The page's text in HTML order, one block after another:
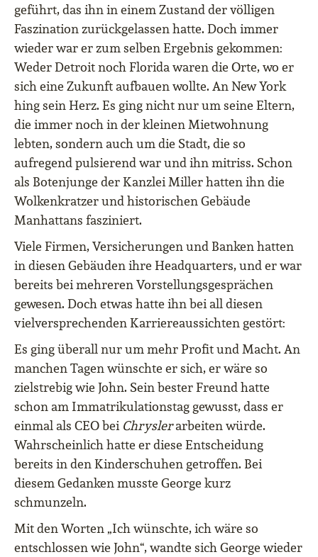
geführt, das ihn in einem Zustand der völligen
Faszination zurückgelassen hatte. Doch immer
wieder war er zum selben Ergebnis gekommen:
Weder Detroit noch Florida waren die Orte, wo er
sich eine Zukunft aufbauen wollte. An New York
hing sein Herz. Es ging nicht nur um seine Eltern,
die immer noch in der kleinen Mietwohnung
lebten, sondern auch um die Stadt, die so
aufregend pulsierend war und ihn mitriss. Schon
als Botenjunge der Kanzlei Miller hatten ihn die
Wolkenkratzer und historischen Gebäude
Manhattans fasziniert.
Viele Firmen, Versicherungen und Banken hatten
in diesen Gebäuden ihre Headquarters, und er war
bereits bei mehreren Vorstellungsgesprächen
gewesen. Doch etwas hatte ihn bei all diesen
vielversprechenden Karriereaussichten gestört:
Es ging überall nur um mehr Profit und Macht. An
manchen Tagen wünschte er sich, er wäre so
zielstrebig wie John. Sein bester Freund hatte
schon am Immatrikulationstag gewusst, dass er
einmal als CEO bei Chryslerarbeiten würde.
Wahrscheinlich hatte er diese Entscheidung
bereits in den Kinderschuhen getroffen. Bei
diesem Gedanken musste George kurz
schmunzeln.
Mit den Worten „Ich wünschte, ich wäre so
entschlossen wie John“, wandte sich George wieder